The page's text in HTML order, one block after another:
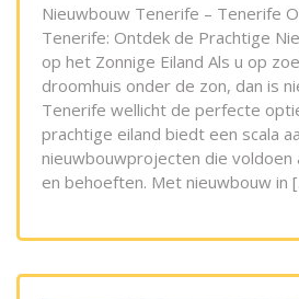
Nieuwbouw Tenerife – Tenerife
Tenerife: Ontdek de Prachtige
op het Zonnige Eiland Als u op
droomhuis onder de zon, dan is
Tenerife wellicht de perfecte
prachtige eiland biedt een scala
nieuwbouwprojecten die voldoen
en behoeften. Met nieuwbouw in